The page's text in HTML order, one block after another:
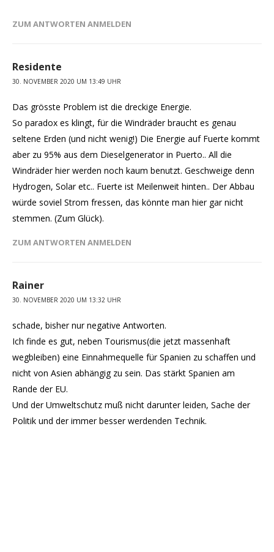
ZUM ANTWORTEN ANMELDEN
Residente
30. NOVEMBER 2020 UM 13:49 UHR
Das grösste Problem ist die dreckige Energie.
So paradox es klingt, für die Windräder braucht es genau
seltene Erden (und nicht wenig!) Die Energie auf Fuerte kommt
aber zu 95% aus dem Dieselgenerator in Puerto.. All die
Windräder hier werden noch kaum benutzt. Geschweige denn
Hydrogen, Solar etc.. Fuerte ist Meilenweit hinten.. Der Abbau
würde soviel Strom fressen, das könnte man hier gar nicht
stemmen. (Zum Glück).
ZUM ANTWORTEN ANMELDEN
Rainer
30. NOVEMBER 2020 UM 13:32 UHR
schade, bisher nur negative Antworten.
Ich finde es gut, neben Tourismus(die jetzt massenhaft
wegbleiben) eine Einnahmequelle für Spanien zu schaffen und
nicht von Asien abhängig zu sein. Das stärkt Spanien am
Rande der EU.
Und der Umweltschutz muß nicht darunter leiden, Sache der
Politik und der immer besser werdenden Technik.